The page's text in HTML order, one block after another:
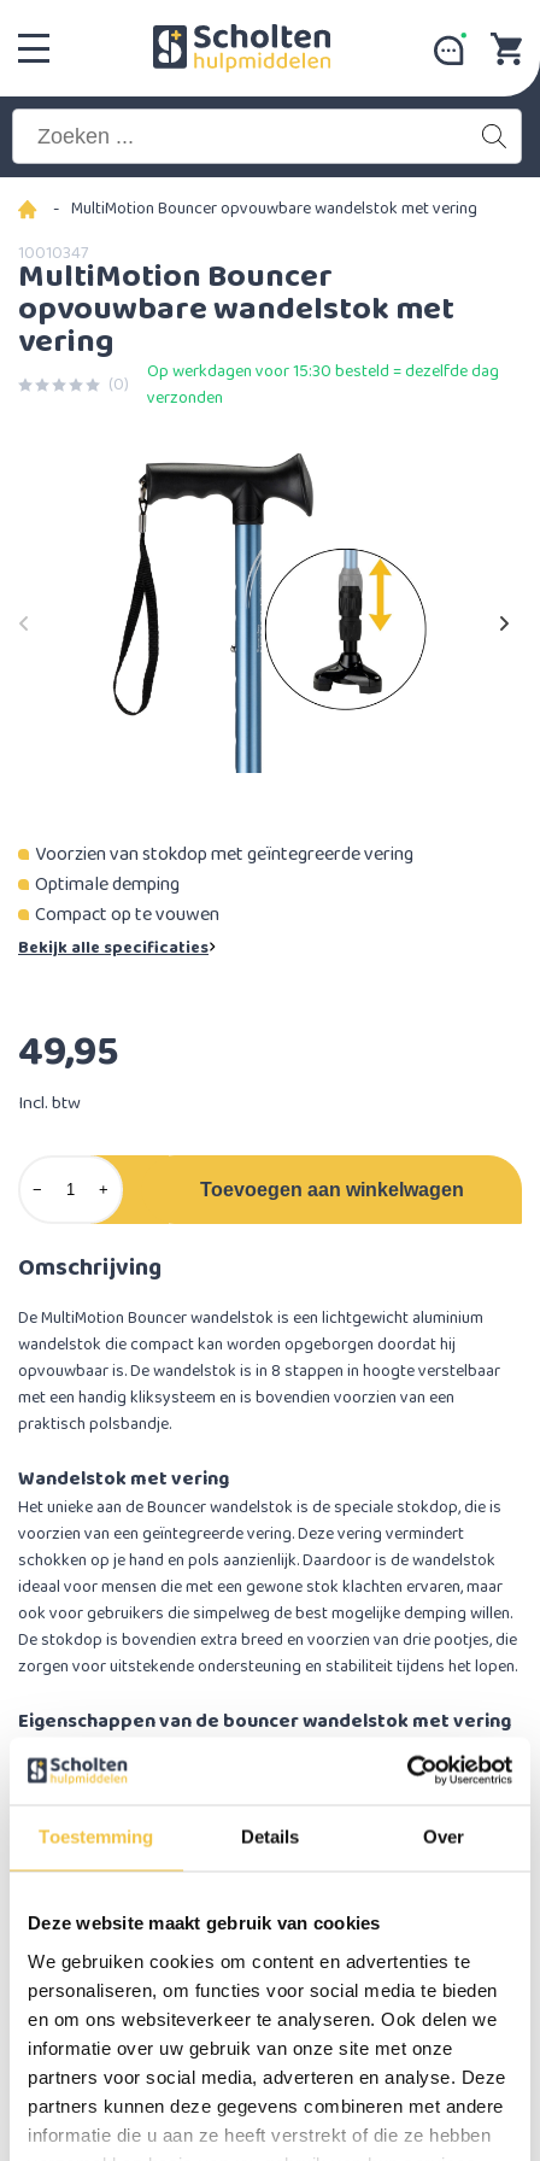
Toestemming Details Over
Deze website maakt gebruik van cookies
We gebruiken cookies om content en advertenties te
personaliseren, om functies voor social media te bieden
en om ons websiteverkeer te analyseren. Ook delen we
informatie over uw gebruik van onze site met onze
partners voor social media, adverteren en analyse. Deze
partners kunnen deze gegevens combineren met andere
informatie die u aan ze heeft verstrekt of die ze hebben
- MultiMotion Bouncer opvouwbare wandelstok met vering
10010347
MultiMotion Bouncer
opvouwbare wandelstok met
vering
(0)
Op werkdagen voor 15:30 besteld = dezelfde dag
verzonden
Voorzien van stokdop met geïntegreerde vering
Optimale demping
Compact op te vouwen
Bekijk alle specificaties
49,95
Incl. btw
− + Toevoegen aan winkelwagen
Omschrijving
De MultiMotion Bouncer wandelstok is een lichtgewicht aluminium
wandelstok die compact kan worden opgeborgen doordat hij
opvouwbaar is. De wandelstok is in 8 stappen in hoogte verstelbaar
met een handig kliksysteem en is bovendien voorzien van een
praktisch polsbandje.
Wandelstok met vering
Het unieke aan de Bouncer wandelstok is de speciale stokdop, die is
voorzien van een geïntegreerde vering. Deze vering vermindert
schokken op je hand en pols aanzienlijk. Daardoor is de wandelstok
ideaal voor mensen die met een gewone stok klachten ervaren, maar
ook voor gebruikers die simpelweg de best mogelijke demping willen.
De stokdop is bovendien extra breed en voorzien van drie pootjes, die
zorgen voor uitstekende ondersteuning en stabiliteit tijdens het lopen.
Eigenschappen van de bouncer wandelstok met vering
Ergonomisch gevormd comfort handvat
Inklapbaar in 3 delen voor vervoer/ opslag
Voorzien van polsbandje
Specificaties
Hoogte handvat
82 - 99,5 cm
Maximale gebruikersgewicht
Gewicht
510 gram
Materiaal
Aluminium